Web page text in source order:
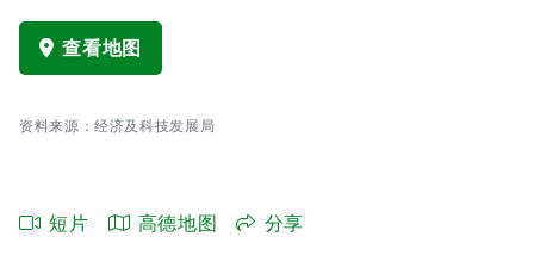
查看地图
资料来源：经济及科技发展局
短片 高德地图 分享